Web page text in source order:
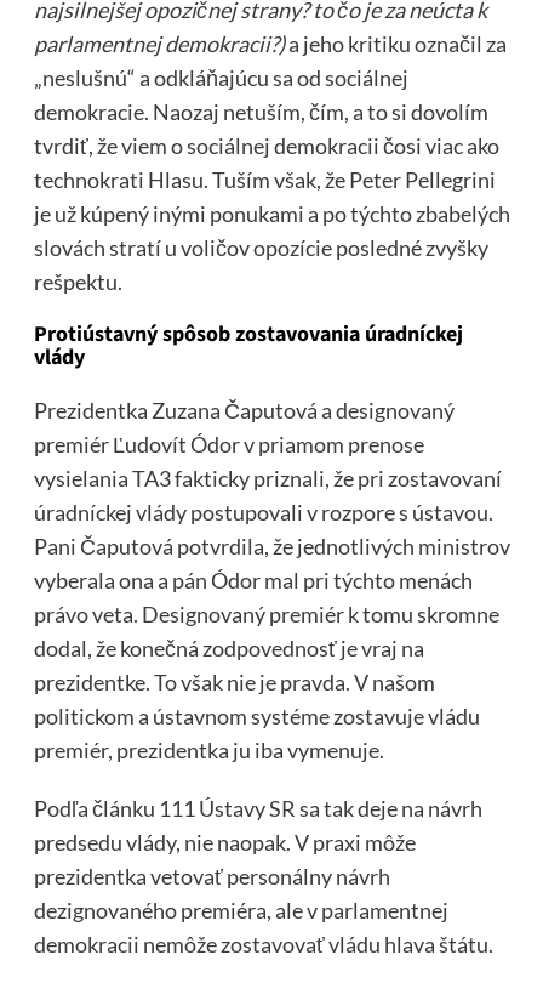
najsilnejšej opozičnej strany? to čo je za neúcta k
parlamentnej demokracii?)a jeho kritiku označil za
„neslušnú“ a odkláňajúcu sa od sociálnej
demokracie. Naozaj netuším, čím, a to si dovolím
tvrdiť, že viem o sociálnej demokracii čosi viac ako
technokrati Hlasu. Tuším však, že Peter Pellegrini
je už kúpený inými ponukami a po týchto zbabelých
slovách stratí u voličov opozície posledné zvyšky
rešpektu.
Protiústavný spôsob zostavovania úradníckej
vlády
Prezidentka Zuzana Čaputová a designovaný
premiér Ľudovít Ódor v priamom prenose
vysielania TA3 fakticky priznali, že pri zostavovaní
úradníckej vlády postupovali v rozpore s ústavou.
Pani Čaputová potvrdila, že jednotlivých ministrov
vyberala ona a pán Ódor mal pri týchto menách
právo veta. Designovaný premiér k tomu skromne
dodal, že konečná zodpovednosť je vraj na
prezidentke. To však nie je pravda. V našom
politickom a ústavnom systéme zostavuje vládu
premiér, prezidentka ju iba vymenuje.
Podľa článku 111 Ústavy SR sa tak deje na návrh
predsedu vlády, nie naopak. V praxi môže
prezidentka vetovať personálny návrh
dezignovaného premiéra, ale v parlamentnej
demokracii nemôže zostavovať vládu hlava štátu.